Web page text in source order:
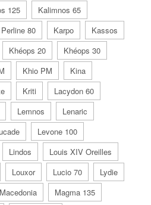
125
Kalimnos 65
80 Karpo
Kassos
Khéops 20
Khéops 30
Khio PM
Kina
Kriti
Lacydon 60
Lemnos
Lenaric
Levone 100
Lindos
Louis XIV Oreilles
Louxor Lucio 70
Lydie
Macedonia
Magma 135